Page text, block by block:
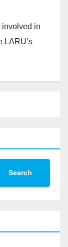
involved in
LARU’s
Search